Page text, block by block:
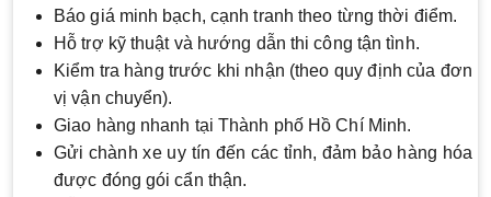
Báo giá minh bạch, cạnh tranh theo từng thời điểm.
Hỗ trợ kỹ thuật và hướng dẫn thi công tận tình.
Kiểm tra hàng trước khi nhận (theo quy định của đơn
vị vận chuyển).
Giao hàng nhanh tại Thành phố Hồ Chí Minh.
Gửi chành xe uy tín đến các tỉnh, đảm bảo hàng hóa
được đóng gói cẩn thận.